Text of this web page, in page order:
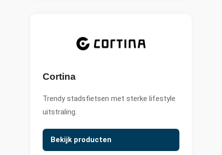
Cortina
Trendy stadsfietsen met sterke lifestyle
uitstraling.
Bekijk producten